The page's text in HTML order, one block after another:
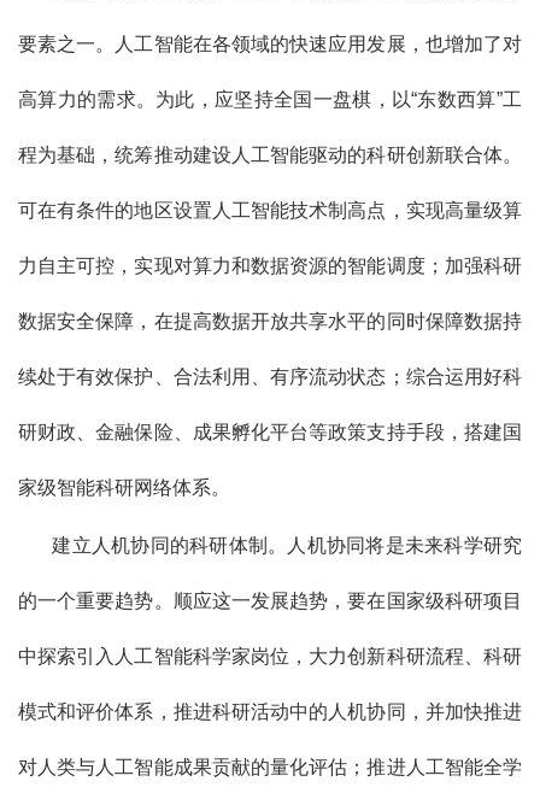
要素之一。人工智能在各领域的快速应用发展，也增加了对
高算力的需求。为此，应坚持全国一盘棋，以“东数西算”工
程为基础，统筹推动建设人工智能驱动的科研创新联合体。
可在有条件的地区设置人工智能技术制高点，实现高量级算
力自主可控，实现对算力和数据资源的智能调度；加强科研
数据安全保障，在提高数据开放共享水平的同时保障数据持
续处于有效保护、合法利用、有序流动状态；综合运用好科
研财政、金融保险、成果孵化平台等政策支持手段，搭建国
家级智能科研网络体系。
建立人机协同的科研体制。人机协同将是未来科学研究
的一个重要趋势。顺应这一发展趋势，要在国家级科研项目
中探索引入人工智能科学家岗位，大力创新科研流程、科研
模式和评价体系，推进科研活动中的人机协同，并加快推进
对人类与人工智能成果贡献的量化评估；推进人工智能全学